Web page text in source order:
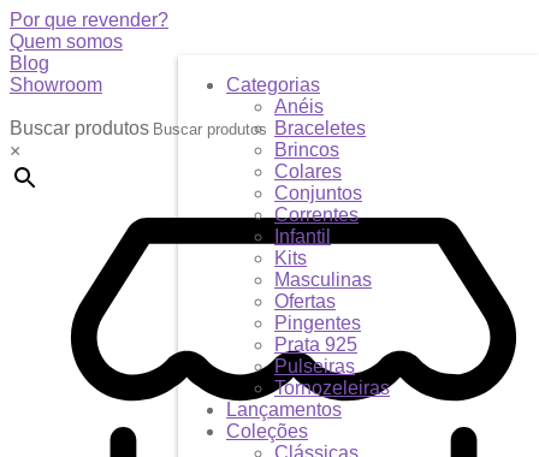
Por que revender?
Quem somos
Blog
Showroom
Buscar produtos
×
Categorias
Anéis
Braceletes
Brincos
Colares
Conjuntos
Correntes
Infantil
Kits
Masculinas
Ofertas
Pingentes
Prata 925
Pulseiras
Tornozeleiras
Lançamentos
Coleções
Clássicas